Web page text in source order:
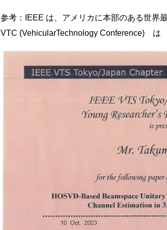
参考：IEEE は、アメリカに本部のある世界
VTC (VehicularTechnology Conference) は